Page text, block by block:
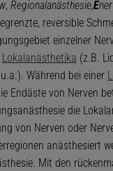
w, Regionalanästhesie,E
reversible
einzelner
Lokalanästhetika (z.B.
Während bei einer
Endäste von Nerven
die
von Nerven oder
anästhesiert
Mit den